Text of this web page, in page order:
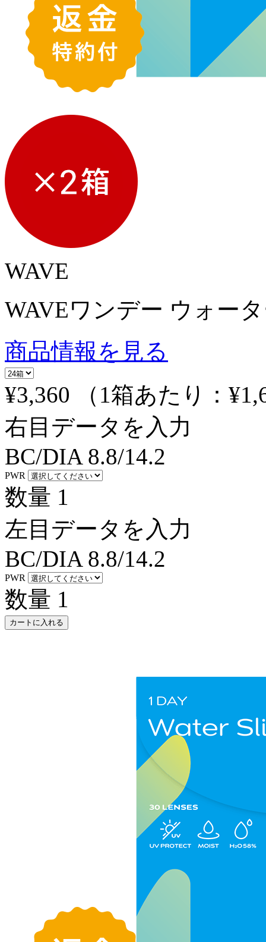
WAVE
WAVEワンデー ウォー
商品情報を見る
¥3,360
（1箱あたり：
右目データを入力
BC/DIA 8.8/14.2
PWR
数量 1
左目データを入力
BC/DIA 8.8/14.2
PWR
数量 1
カートに入れる